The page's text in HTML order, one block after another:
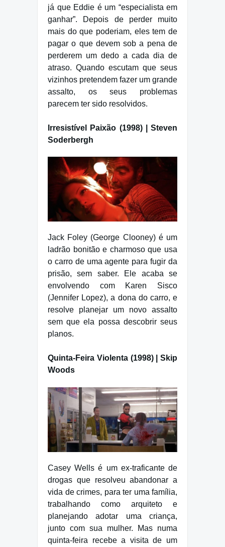
já que Eddie é um “especialista em
ganhar”. Depois de perder muito
mais do que poderiam, eles tem de
pagar o que devem sob a pena de
perderem um dedo a cada dia de
atraso. Quando escutam que seus
vizinhos pretendem fazer um grande
assalto, os seus problemas
parecem ter sido resolvidos.
Irresistível Paixão (1998) | Steven
Soderbergh
Jack Foley (George Clooney) é um
ladrão bonitão e charmoso que usa
o carro de uma agente para fugir da
prisão, sem saber. Ele acaba se
envolvendo com Karen Sisco
(Jennifer Lopez), a dona do carro, e
resolve planejar um novo assalto
sem que ela possa descobrir seus
planos.
Quinta-Feira Violenta (1998) | Skip
Woods
Casey Wells é um ex-traficante de
drogas que resolveu abandonar a
vida de crimes, para ter uma família,
trabalhando como arquiteto e
planejando adotar uma criança,
junto com sua mulher. Mas numa
quinta-feira recebe a visita de um